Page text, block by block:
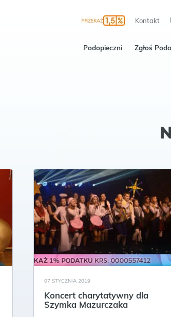
Kontakt
Podopieczni Zgłoś
07 STYCZNIA 2019
Koncert charytatywny dla
Szymka Mazurczaka